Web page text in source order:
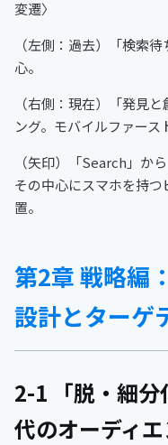
変遷〉
（左側：過去）「検索
心。
（右側：現在）「発見
ング。モバイルファース
（矢印）「Search」か
その中心にスマホを持
置。
第2章 戦略編
設計とターゲ
2-1 「脱・細
代のオーディ